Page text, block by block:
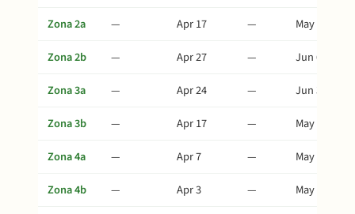
Zona 2a
— Apr 17 —
May 27
Zona 2b
— Apr 27 —
Jun 6
Zona 3a
— Apr 24 —
Jun 3
Zona 3b
— Apr 17 —
May 27
Zona 4a
— Apr 7 —
May 17
Zona 4b
— Apr 3 —
May 13